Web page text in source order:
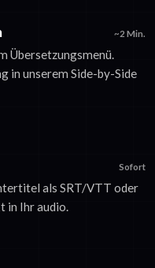
~2 Min.
Übersetzungsmenü.
in unserem Side-by-Side
Sofort
als SRT/VTT oder
in Ihr audio.